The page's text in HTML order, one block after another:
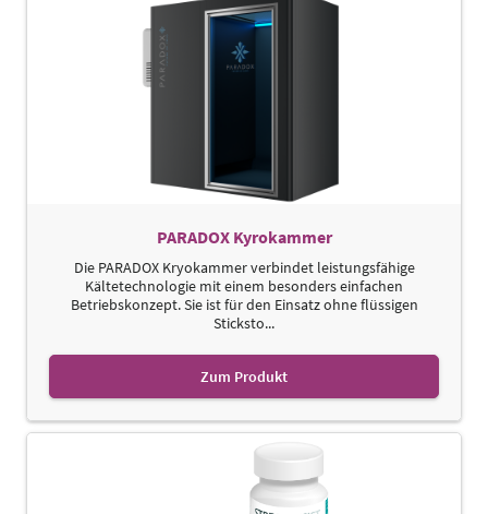
PARADOX Kyrokammer
Die PARADOX Kryokammer verbindet leistungsfähige
Kältetechnologie mit einem besonders einfachen
Betriebskonzept. Sie ist für den Einsatz ohne flüssigen
Sticksto...
Zum Produkt